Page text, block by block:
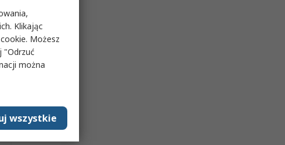
Klikając
Możesz
"Odrzuć
można
wszystkie